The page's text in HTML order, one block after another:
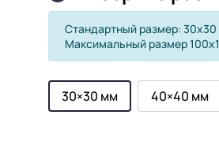
Стандартный размер:
Максимальный размер
30×30 мм 40×40 мм